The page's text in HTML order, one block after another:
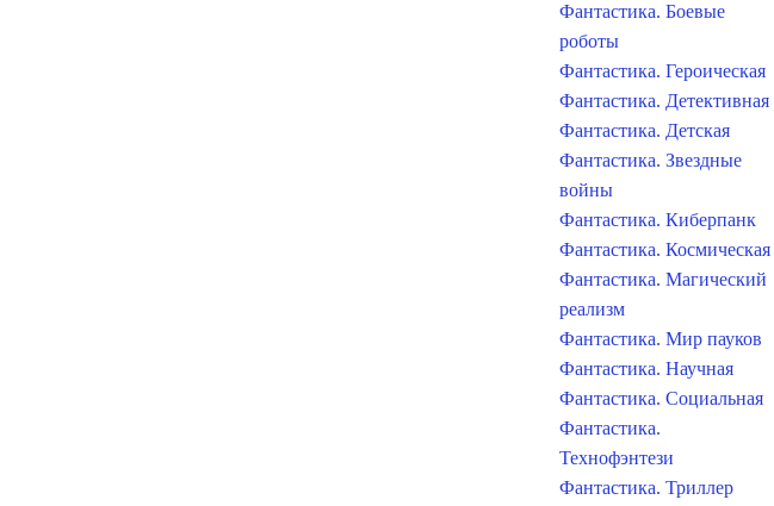
Фантастика. Боевые
роботы
Фантастика. Героическая
Фантастика. Детективная
Фантастика. Детская
Фантастика. Звездные
войны
Фантастика. Киберпанк
Фантастика. Космическая
Фантастика. Магический
реализм
Фантастика. Мир пауков
Фантастика. Научная
Фантастика. Социальная
Фантастика.
Технофэнтези
Фантастика. Триллер